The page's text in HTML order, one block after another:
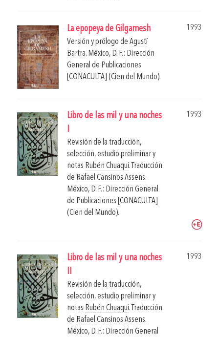
La epopeya de Gilgamesh
1993
Versión y prólogo de Agustí
Bartra. México, D. F.: Dirección
General de Publicaciones
[CONACULTA] (Cien del Mundo).
Libro de las mil y una noches
1993
Revisión de la traducción,
selección, estudio preliminar y
notas Rubén Chuaqui. Traducción
de Rafael Cansinos Assens.
México, D. F.: Dirección General
de Publicaciones [CONACULTA]
(Cien del Mundo).
Libro de las mil y una noches
1993
Revisión de la traducción,
selección, estudio preliminar y
notas Rubén Chuaqui. Traducción
de Rafael Cansinos Assens.
México, D. F.: Dirección General